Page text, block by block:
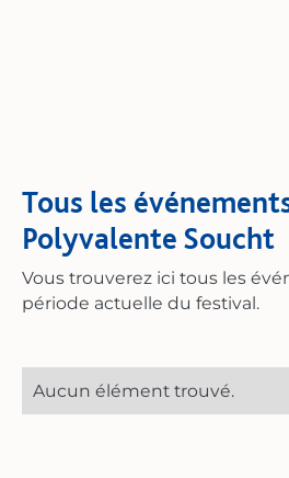
Tous les
Polyvalente Soucht
Vous trouverez ici tous les
période actuelle du festival.
Aucun élément trouvé.